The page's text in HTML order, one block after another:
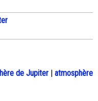
de Jupiter | atmosphère